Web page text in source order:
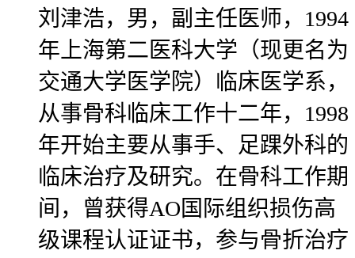
刘津浩，男，副主任医师，1994
年上海第二医科大学（现更名为
交通大学医学院）临床医学系，
从事骨科临床工作十二年，1998
年开始主要从事手、足踝外科的
临床治疗及研究。在骨科工作期
间，曾获得AO国际组织损伤高
级课程认证证书，参与骨折治疗